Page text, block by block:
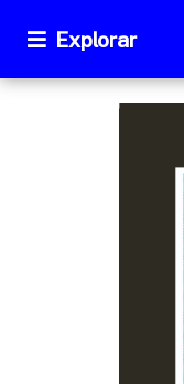
Explorar